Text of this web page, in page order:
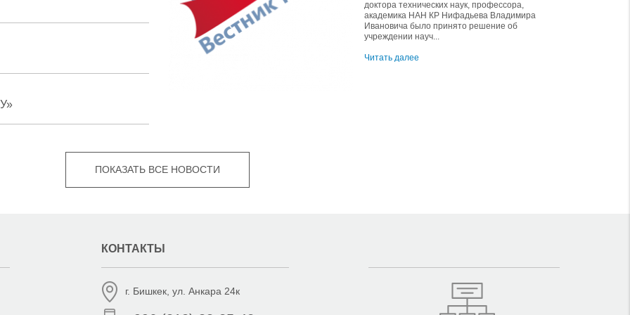
доктора технических наук, профессора,
академика НАН КР Нифадьева Владимира
Ивановича было принято решение об
учреждении науч...
Читать далее
ПОКАЗАТЬ ВСЕ НОВОСТИ
КОНТАКТЫ
г. Бишкек, ул. Анкара 24к